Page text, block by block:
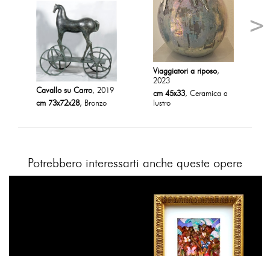
Cavallo su Carro, 2019
cm 73x72x28, Bronzo
Viaggiatori a riposo,
2023
cm 45x33, Ceramica a
lustro
Potrebbero interessarti anche queste opere